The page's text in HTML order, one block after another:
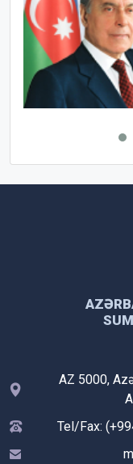
AZ 5000,
Tel/Fax: